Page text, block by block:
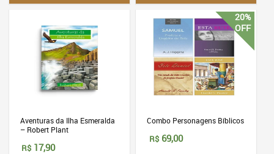
Aventuras da Ilha Esmeralda
– Robert Plant
R$ 17,90
20%
OFF
Combo Personagens Bíblicos
O
preço
R$ 69,00
O
preço